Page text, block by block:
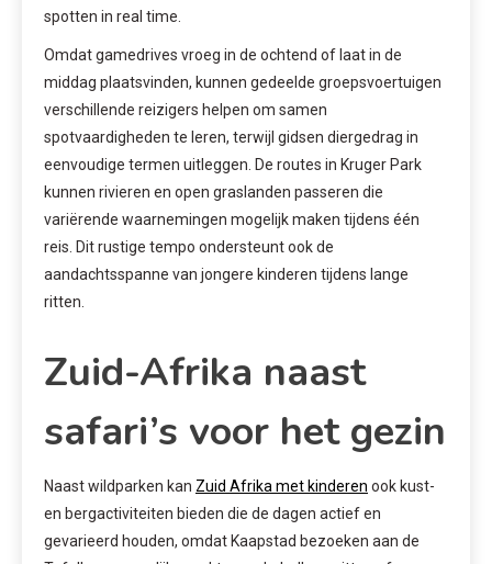
spotten in real time.
Omdat gamedrives vroeg in de ochtend of laat in de
middag plaatsvinden, kunnen gedeelde groepsvoertuigen
verschillende reizigers helpen om samen
spotvaardigheden te leren, terwijl gidsen diergedrag in
eenvoudige termen uitleggen. De routes in Kruger Park
kunnen rivieren en open graslanden passeren die
variërende waarnemingen mogelijk maken tijdens één
reis. Dit rustige tempo ondersteunt ook de
aandachtsspanne van jongere kinderen tijdens lange
ritten.
Zuid-Afrika naast
safari’s voor het gezin
Naast wildparken kan Zuid Afrika met kinderen ook kust-
en bergactiviteiten bieden die de dagen actief en
gevarieerd houden, omdat Kaapstad bezoeken aan de